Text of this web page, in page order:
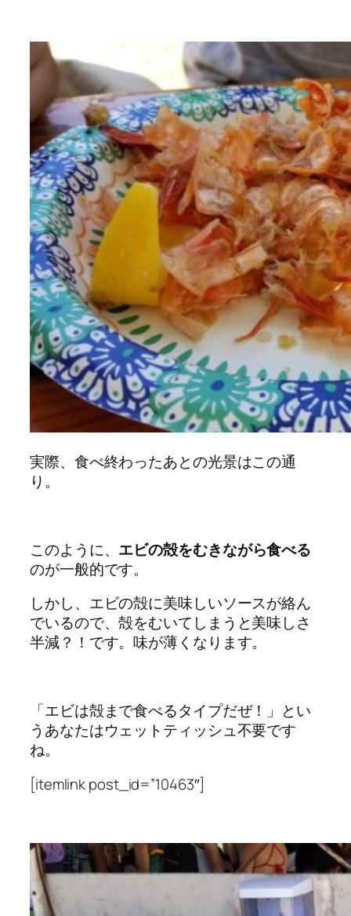
実際、食べ終わったあとの光景はこの通
り。
このように、 エビの殻をむきながら食べる
のが一般的です。
しかし、エビの殻に美味しいソースが絡ん
でいるので、殻をむいてしまうと美味しさ
半減？！です。味が薄くなります。
「エビは殻まで食べるタイプだぜ！」とい
うあなたはウェットティッシュ不要です
ね。
[itemlink post_id=”10463″]